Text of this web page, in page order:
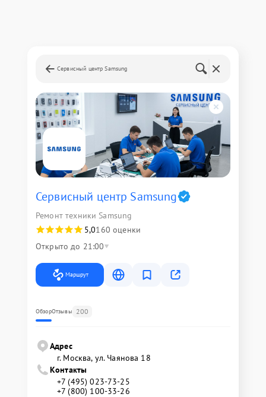
Сервисный центр Samsung
Сервисный центр Samsung
Ремонт техники Samsung
5,0160 оценки
Открыто до 21:00
Маршрут
ОбзорОтзывы 200
Адрес
г. Москва, ул. Чаянова 18
Контакты
+7 (495) 023-73-25
+7 (800) 100-33-26